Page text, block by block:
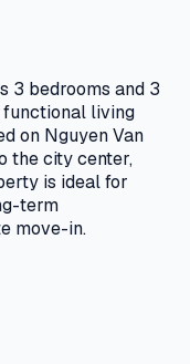
3 bedrooms and 3
functional living
on Nguyen Van
the city center,
is ideal for
term
move-in.